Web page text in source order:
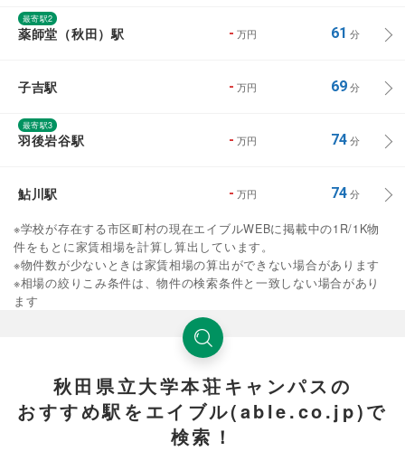
最寄駅2
薬師堂（秋田）駅 - 万円 61 分
子吉駅 - 万円 69分
最寄駅3
羽後岩谷駅 - 万円 74分
鮎川駅 - 万円 74分
※学校が存在する市区町村の現在エイブルWEBに掲載中の1R/1K物
件をもとに家賃相場を計算し算出しています。
※物件数が少ないときは家賃相場の算出ができない場合があります
※相場の絞りこみ条件は、物件の検索条件と一致しない場合があり
ます
秋田県立大学本荘キャンパスの
おすすめ駅をエイブル(able.co.jp)で
検索！